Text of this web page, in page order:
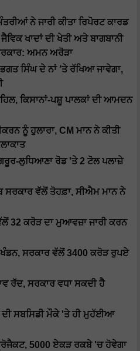
ਨੇ ਜਾਰੀ ਕੀਤਾ ਰਿਪੋਰਟ ਕਾਰਡ
ਖਾਦਾਂ ਦੀ ਖੇਤੀ ਅਤੇ ਬਾਗਬਾਨੀ
ਅਮਨ ਅਰੋੜਾ
ਸਿੰਘ ਦੇ ਨਾਂ ’ਤੇ ਰੱਖਿਆ ਜਾਵੇਗਾ,
ਕਿਸਾਨਾਂ-ਪਸ਼ੂ ਪਾਲਕਾਂ ਦੀ ਆਮਦਨ
ਨੂੰ ਹੁਲਾਰਾ, CM ਮਾਨ ਨੇ ਕੀਤੀ
ਲੁਧਿਆਣਾ ਰੋਡ 'ਤੇ 2 ਟੋਲ ਪਲਾਜ਼ੇ
ਸਰਕਾਰ ਵੱਲੋਂ ਤੋਹਫ਼ਾ, ਸੀਐਮ ਮਾਨ ਨੇ
32 ਕਰੋੜ ਦਾ ਮੁਆਵਜ਼ਾ ਜਾਰੀ ਕਰਨ
ਖੰਡਨ, ਸਰਕਾਰ ਵੱਲੋਂ 3400 ਕਰੋੜ ਰੁਪਏ
ਰੱਦ, ਸਰਕਾਰ ਵਧਾ ਸਕਦੀ ਹੈ
ਦੀ ਸਬਸਿਡੀ ਮੌਕੇ 'ਤੇ ਹੀ ਮੁਹੱਈਆ
5000 ਏਕੜ ਰਕਬੇ 'ਚ ਹੋਵੇਗਾ